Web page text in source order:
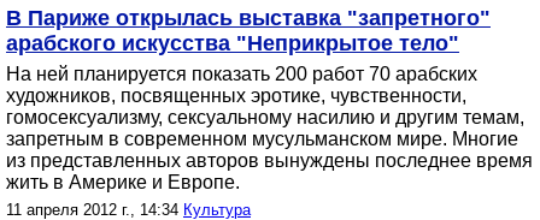
В Париже открылась выставка "запретного"
арабского искусства "Неприкрытое тело"
На ней планируется показать 200 работ 70 арабских
художников, посвященных эротике, чувственности,
гомосексуализму, сексуальному насилию и другим темам,
запретным в современном мусульманском мире. Многие
из представленных авторов вынуждены последнее время
жить в Америке и Европе.
11 апреля 2012 г., 14:34 Культура